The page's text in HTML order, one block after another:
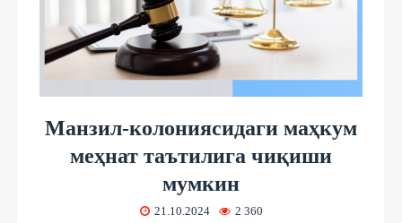
Манзил-колониясидаги маҳкум
меҳнат таътилига чиқиши
мумкин
21.10.2024 2 360